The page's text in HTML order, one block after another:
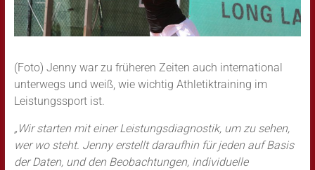
(Foto) Jenny war zu früheren Zeiten auch international
unterwegs und weiß, wie wichtig Athletiktraining im
Leistungssport ist.
„Wir starten mit einer Leistungsdiagnostik, um zu sehen,
wer wo steht. Jenny erstellt daraufhin für jeden auf Basis
der Daten, und den Beobachtungen, individuelle